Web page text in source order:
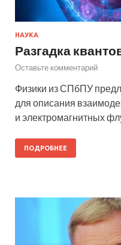
НАУКА
Разгадка
Оставьте комментарий
Физики из СПбПУ
для описания
и электромагнитных
ПОДРОБНЕЕ